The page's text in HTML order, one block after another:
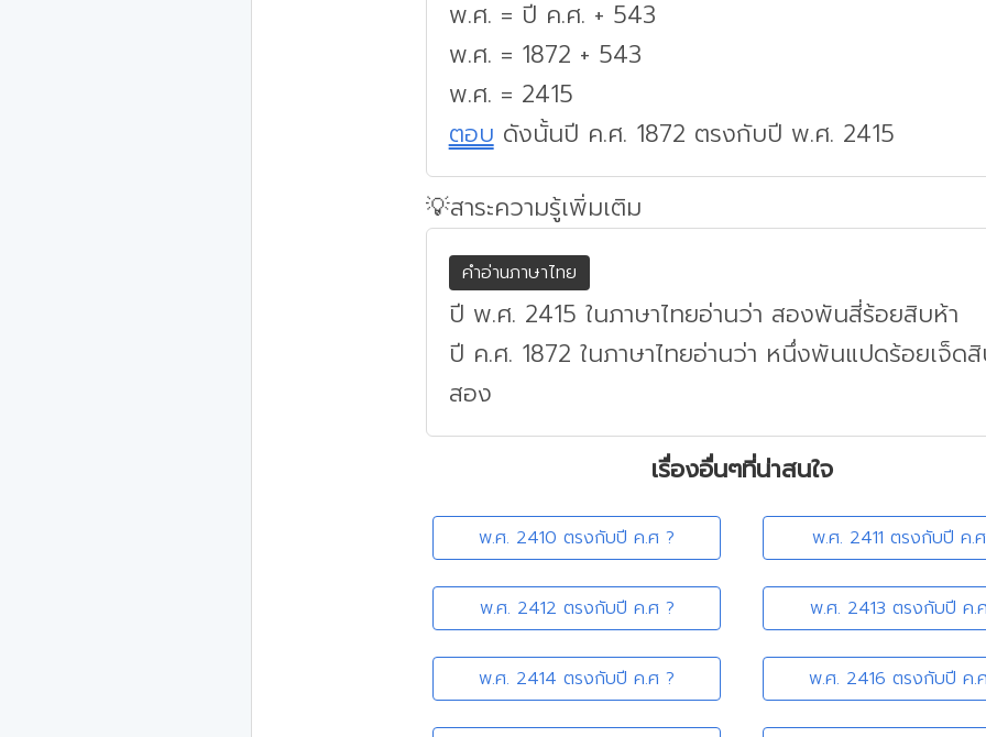
พ.ศ. = ปี ค.ศ. + 543
พ.ศ. = 1872 + 543
พ.ศ. = 2415
ตอบ ดังนั้นปี ค.ศ. 1872 ตรงกับปี พ.ศ. 2415
💡สาระความรู้เพิ่มเติม
คำอ่านภาษาไทย
ปี พ.ศ. 2415 ในภาษาไทยอ่านว่า สองพันสี่ร้อยสิบห้า
ปี ค.ศ. 1872 ในภาษาไทยอ่านว่า หนึ่งพันแปดร้อยเจ็ด
สอง
เรื่องอื่นๆที่น่าสนใจ
พ.ศ. 2410 ตรงกับปี ค.ศ ? พ.ศ. 2411 ตรงกับปี ค.
พ.ศ. 2412 ตรงกับปี ค.ศ ? พ.ศ. 2413 ตรงกับปี ค.
พ.ศ. 2414 ตรงกับปี ค.ศ ? พ.ศ. 2416 ตรงกับปี ค.